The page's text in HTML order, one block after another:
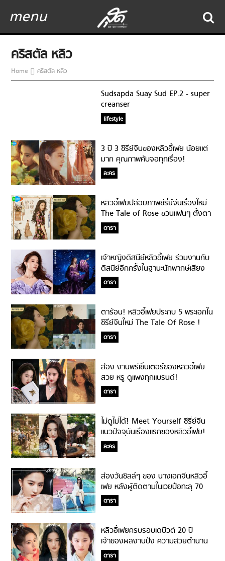
menu
คริสตัล หลิว
Home คริสตัล หลิว
Sudsapda Suay Sud EP.2 - super
creanser
lifestyle
3 ปี 3 ซีรี่ย์จีนของหลิวอี้เฟย น้อยแต่
มาก คุณภาพคับจอทุกเรื่อง!
ละคร
หลิวอี้เฟยปล่อยภาพซีรี่ย์จีนเรื่องใหม่
The Tale of Rose ชวนแฟนๆ ตั้งตา
รอดูเร็วๆ นี้!
ดารา
เจ้าหญิงดิสนีย์หลิวอี้เฟย ร่วมงานกับ
ดิสนีย์อีกครั้งในฐานะนักพากษ์เสียง
หนังอนิเมชั่นเรื่องใหม่!
ดารา
ตาร้อน! หลิวอี้เฟยประกบ 5 พระเอกใน
ซีรี่ย์จีนใหม่ The Tale Of Rose !
ดารา
ส่อง งานพรีเซ็นเตอร์ของหลิวอี้เฟย
สวย หรู ดูแพงทุกแบรนด์!
ดารา
ไม่ดูไม่ได้! Meet Yourself ซีรี่ย์จีน
แนวปัจจุบันเรื่องแรกของหลิวอี้เฟย!
ละคร
ส่องวันชิลล์ๆ ของ นางเอกจีนหลิวอี้
เฟย หลังผู้ติดตามในเวยป๋อทะลุ 70
ล้านคน!!
ดารา
หลิวอี้เฟยครบรอบเดบิวต์ 20 ปี
เจ้าของผลงานปัง ความสวยตำนาน
นางฟ้าเรียกพี่!
ดารา